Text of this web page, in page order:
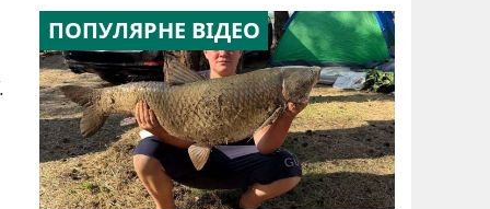
ПОПУЛЯРНЕ ВІДЕО